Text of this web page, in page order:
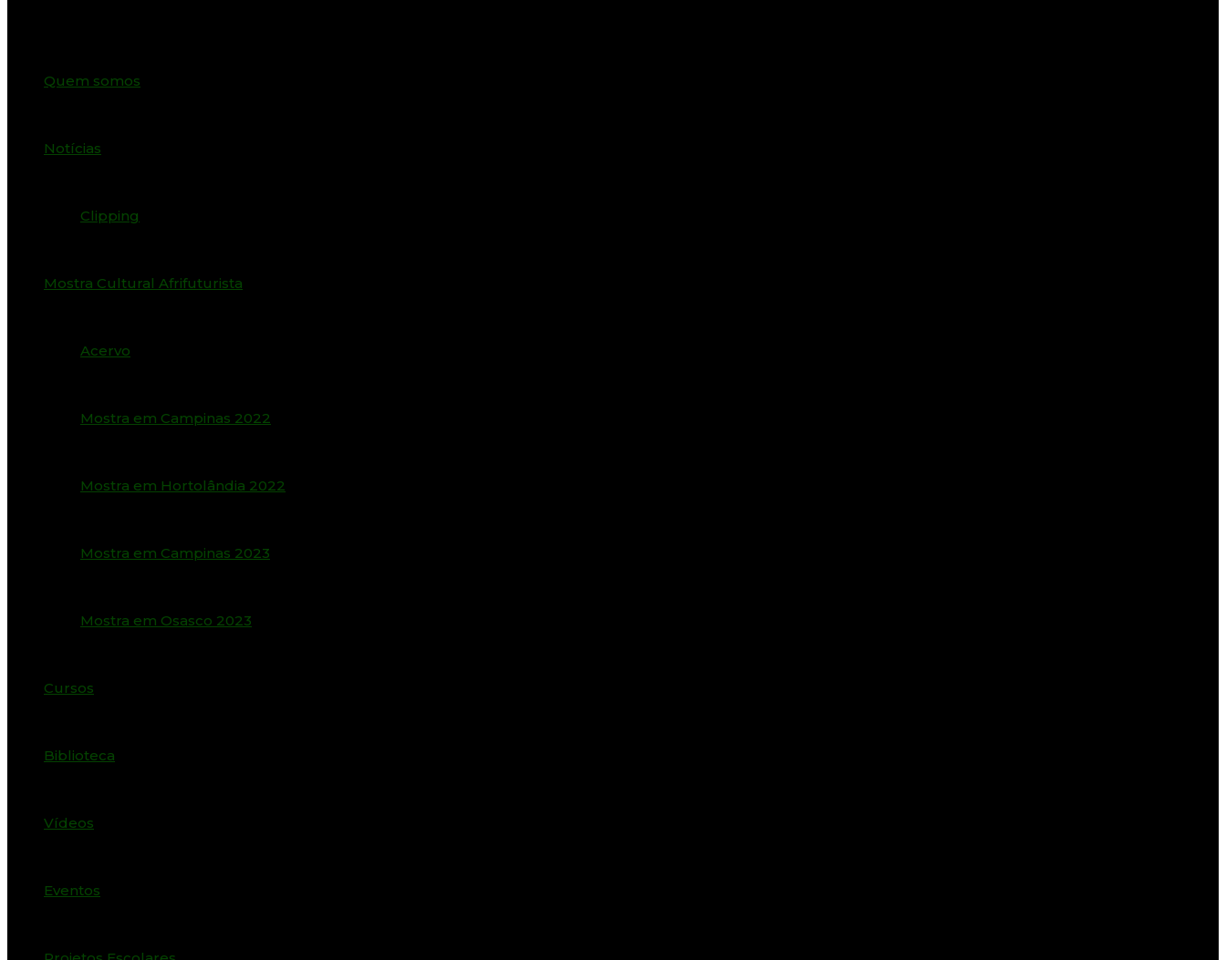
Quem somos
Notícias
Clipping
Mostra Cultural Afrifuturista
Acervo
Mostra em Campinas 2022
Mostra em Hortolândia 2022
Mostra em Campinas 2023
Mostra em Osasco 2023
Cursos
Biblioteca
Vídeos
Eventos